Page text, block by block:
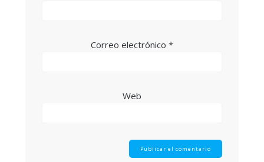
Correo electrónico *
Web